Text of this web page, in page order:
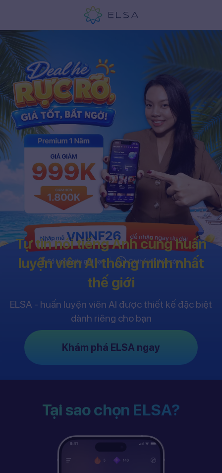
Tự tin nói tiếng Anh cùng huấn
luyện viên AI thông minh nhất
thế giới
ELSA - huấn luyện viên AI được thiết kế đặc biệt
dành riêng cho bạn
Khám phá ELSA ngay
Tại sao chọn ELSA?